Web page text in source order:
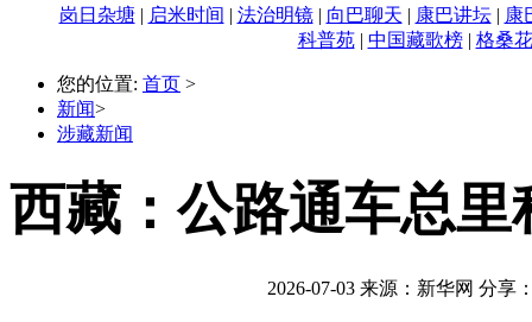
岗日杂塘| 启米时间 | 法治明镜| 向巴聊天 | 康巴讲坛| 康
科普苑| 中国藏歌榜| 格桑
您的位置: 首页 >
新闻>
涉藏新闻
西藏：公路通车总里
2026-07-03 来源：新华网 分享